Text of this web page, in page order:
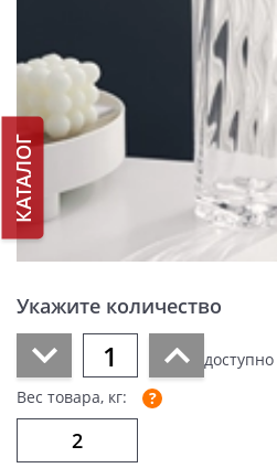
КАТАЛОГ
Укажите количество
доступно
Вес товара, кг: